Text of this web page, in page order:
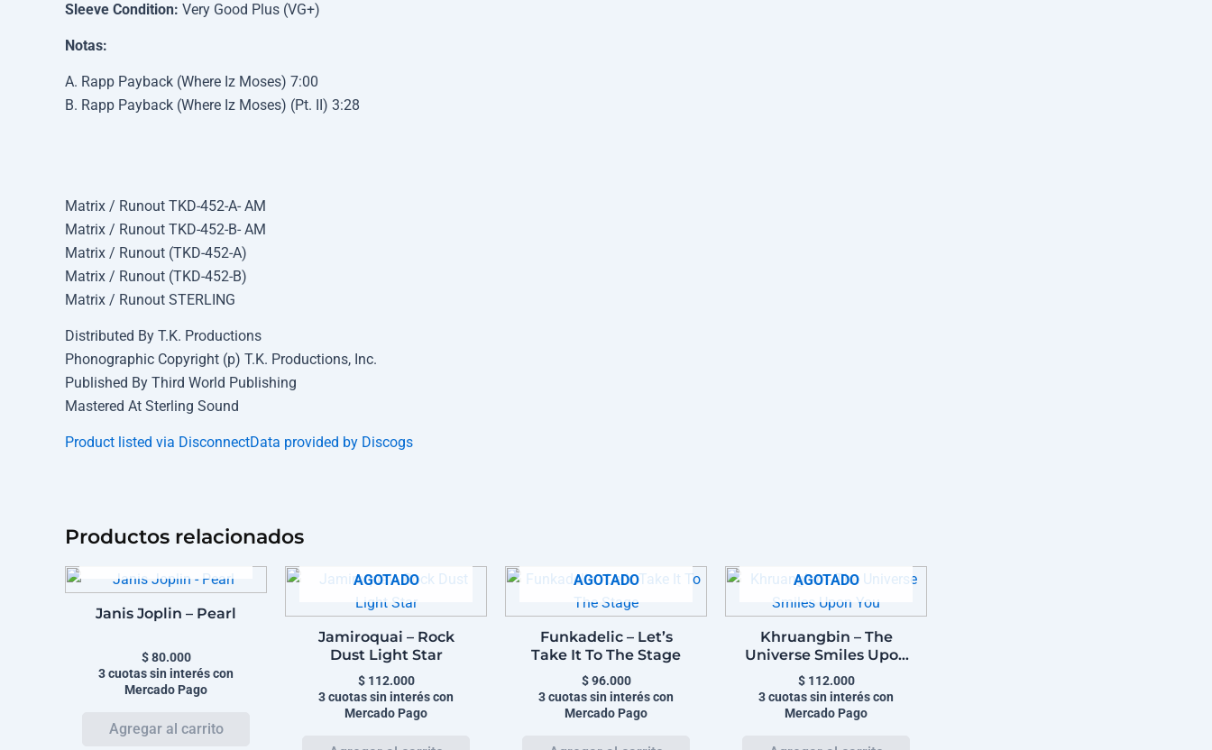
Sleeve Condition: Very Good Plus (VG+)
Notas:
A. Rapp Payback (Where Iz Moses) 7:00
B. Rapp Payback (Where Iz Moses) (Pt. II) 3:28
Matrix / Runout TKD-452-A- AM
Matrix / Runout TKD-452-B- AM
Matrix / Runout (TKD-452-A)
Matrix / Runout (TKD-452-B)
Matrix / Runout STERLING
Distributed By T.K. Productions
Phonographic Copyright (p) T.K. Productions, Inc.
Published By Third World Publishing
Mastered At Sterling Sound
Product listed via DisconnectData provided by Discogs
Productos relacionados
Janis Joplin – Pearl
$80.000
3 cuotas sin interés con
Mercado Pago
AGOTADO
Jamiroquai – Rock
Dust Light Star
$112.000
3 cuotas sin interés con
Mercado Pago
AGOTADO
Funkadelic – Let’s
Take It To The Stage
$96.000
3 cuotas sin interés con
Mercado Pago
AGOTADO
Khruangbin – The
Universe Smiles Upon
You
$112.000
3 cuotas sin interés con
Mercado Pago